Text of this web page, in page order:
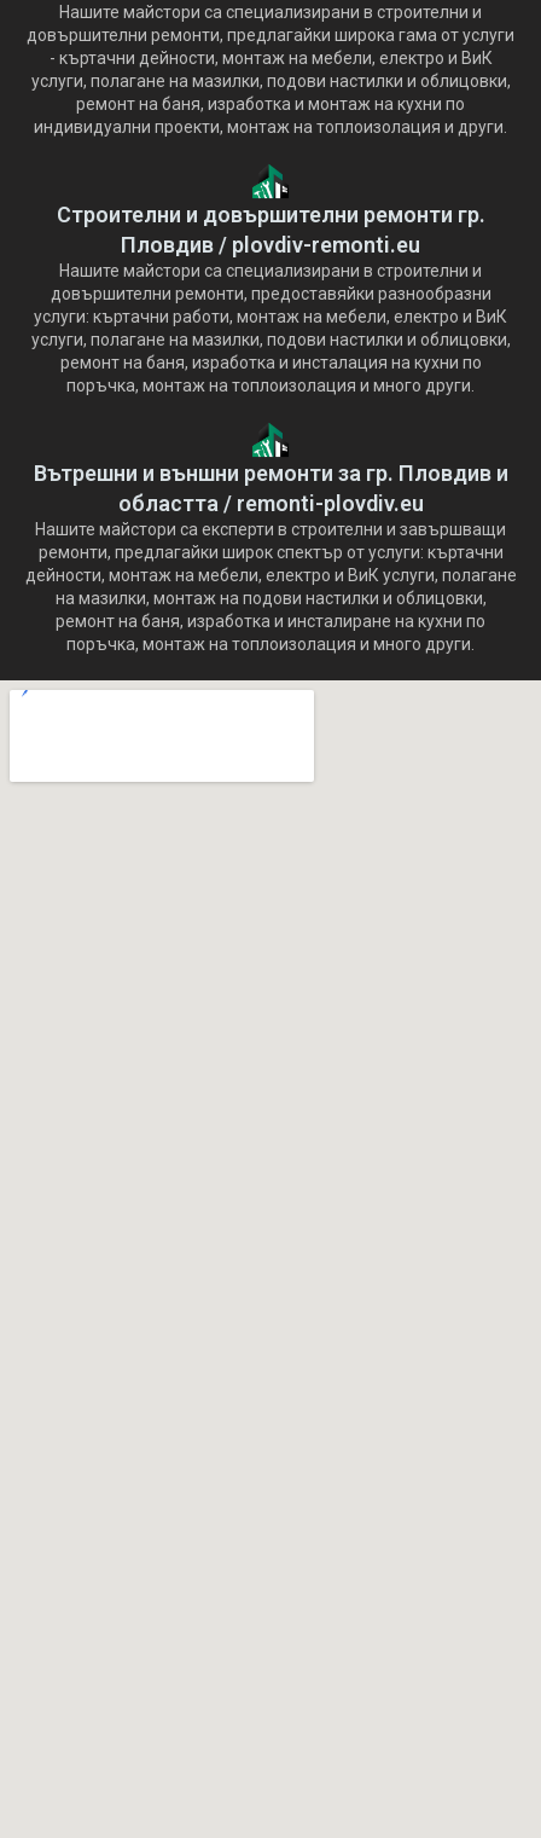
Нашите майстори са специализирани в строителни и
довършителни ремонти, предлагайки широка гама от услуги
- къртачни дейности, монтаж на мебели, електро и ВиК
услуги, полагане на мазилки, подови настилки и облицовки,
ремонт на баня, изработка и монтаж на кухни по
индивидуални проекти, монтаж на топлоизолация и други.
Строителни и довършителни ремонти гр.
Пловдив / plovdiv-remonti.eu
Нашите майстори са специализирани в строителни и
довършителни ремонти, предоставяйки разнообразни
услуги: къртачни работи, монтаж на мебели, електро и ВиК
услуги, полагане на мазилки, подови настилки и облицовки,
ремонт на баня, изработка и инсталация на кухни по
поръчка, монтаж на топлоизолация и много други.
Вътрешни и външни ремонти за гр. Пловдив и
областта / remonti-plovdiv.eu
Нашите майстори са експерти в строителни и завършващи
ремонти, предлагайки широк спектър от услуги: къртачни
дейности, монтаж на мебели, електро и ВиК услуги, полагане
на мазилки, монтаж на подови настилки и облицовки,
ремонт на баня, изработка и инсталиране на кухни по
поръчка, монтаж на топлоизолация и много други.